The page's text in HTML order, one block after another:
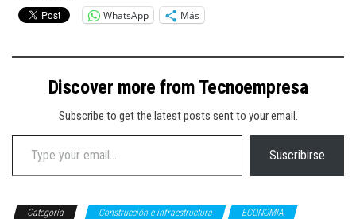
WhatsApp Más
Discover more from Tecnoempresa
Subscribe to get the latest posts sent to your email.
Type your email…
Suscribirse
Categoría Construcción e infraestructura
ECONOMIA